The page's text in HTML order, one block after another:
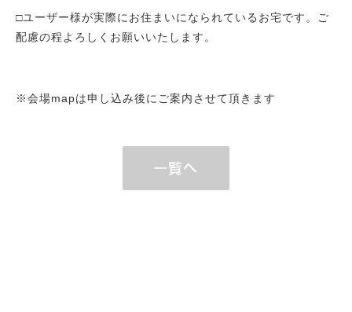
□ユーザー様が実際にお住まいになられているお宅です。ご
配慮の程よろしくお願いいたします。
※会場mapは申し込み後にご案内させて頂きます
一覧へ